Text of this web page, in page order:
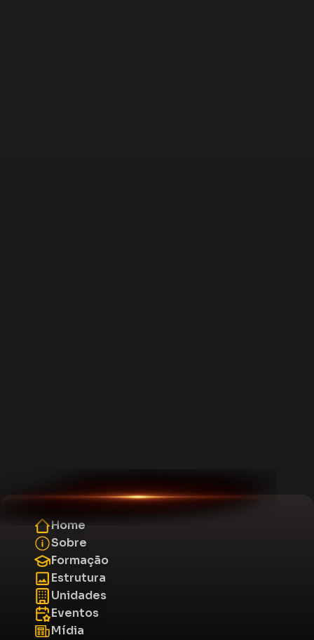
Home
Sobre
Formação
Estrutura
Unidades
Eventos
Mídia